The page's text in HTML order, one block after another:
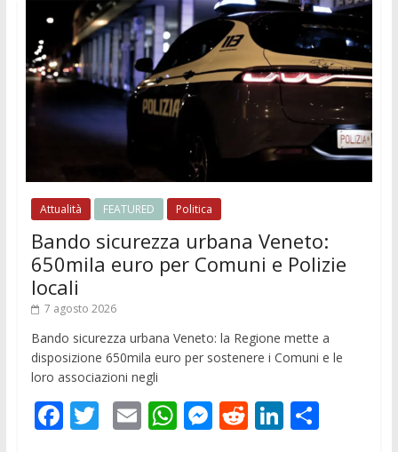
Attualità FEATURED Politica
Bando sicurezza urbana Veneto:
650mila euro per Comuni e Polizie
locali
7 agosto 2026
Bando sicurezza urbana Veneto: la Regione mette a
disposizione 650mila euro per sostenere i Comuni e le
loro associazioni negli
F T E W M R Li C